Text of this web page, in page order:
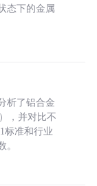
态下的金属
析了铝合金
，并对比不
标准和行业
。